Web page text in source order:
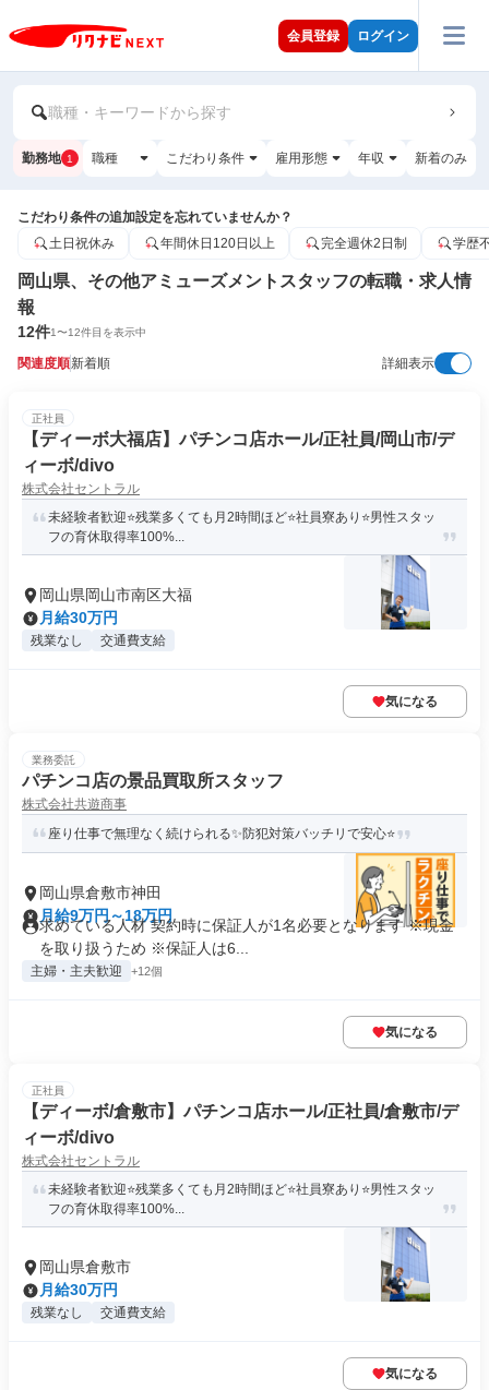
会員登録 ログイン
職種・キーワードから探す
勤務地 1 職種 こだわり条件 雇用形態 年収 新着のみ
こだわり条件の追加設定を忘れていませんか？
土日祝休み
年間休日120日以上 完全週休2日制 学歴
岡山県、その他アミューズメントスタッフの転職・求人情
報
12件1〜12件目を表示中
関連度順新着順 詳細表示
正社員
【ディーボ大福店】パチンコ店ホール/正社員/岡山市/デ
ィーボ/divo
株式会社セントラル
未経験者歓迎⭐️残業多くても月2時間ほど⭐️社員寮あり⭐️男性スタッ
フの育休取得率100%...
岡山県岡山市南区大福
月給30万円
残業なし 交通費支給
気になる
業務委託
パチンコ店の景品買取所スタッフ
株式会社共遊商事
座り仕事で無理なく続けられる✨防犯対策バッチリで安心⭐
岡山県倉敷市神田
月給9万円～18万円
求めている人材 契約時に保証人が1名必要となります ※現金
を取り扱うため ※保証人は6...
主婦・主夫歓迎 +12個
気になる
正社員
【ディーボ/倉敷市】パチンコ店ホール/正社員/倉敷市/デ
ィーボ/divo
株式会社セントラル
未経験者歓迎⭐️残業多くても月2時間ほど⭐️社員寮あり⭐️男性スタッ
フの育休取得率100%...
岡山県倉敷市
月給30万円
残業なし 交通費支給
気になる